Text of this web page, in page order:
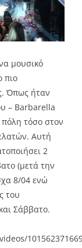
μουσικό
πιο
Όπως ήταν
– Barbarella
τόσο στον
Αυτή
2
(μετά την
8/04 ενώ
του
Σάββατο.